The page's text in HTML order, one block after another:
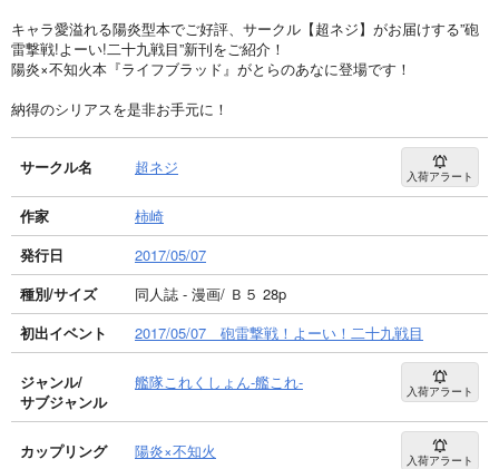
キャラ愛溢れる陽炎型本でご好評、サークル【超ネジ】がお届けする”砲
雷撃戦!よーい!二十九戦目”新刊をご紹介！
陽炎×不知火本『ライフブラッド』がとらのあなに登場です！
納得のシリアスを是非お手元に！
サークル名 超ネジ 入荷アラート
作家
柿崎
発行日
2017/05/07
種別/サイズ
同人誌 - 漫画/ Ｂ５ 28p
初出イベント
2017/05/07 砲雷撃戦！よーい！二十九戦目
ジャンル/
サブジャンル
艦隊これくしょん-艦これ- 入荷アラート
カップリング 陽炎×不知火 入荷アラート